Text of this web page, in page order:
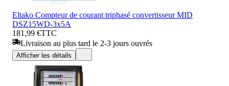
Eltako Compteur de courant triphasé convertisseur MID
DSZ15WD-3x5A
181,99 €TTC
Livraison au plus tard le 2-3 jours ouvrés
Afficher les détails